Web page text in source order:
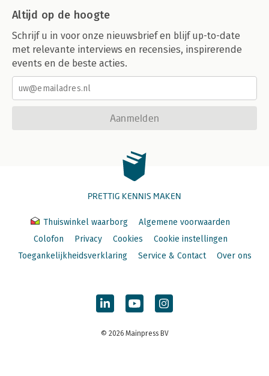
Altijd op de hoogte
Schrijf u in voor onze nieuwsbrief en blijf up-to-date
met relevante interviews en recensies, inspirerende
events en de beste acties.
Aanmelden
PRETTIG KENNIS MAKEN
Thuiswinkel waarborg
Algemene voorwaarden
Colofon
Privacy Cookies
Cookie instellingen
Toegankelijkheidsverklaring
Service & Contact Over ons
© 2026 Mainpress BV